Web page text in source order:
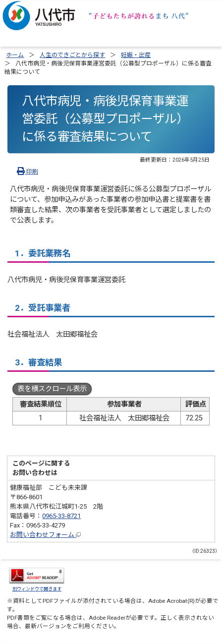
ホーム 人生のできごとから探す
妊娠・出産
八代市病児・病後児保育事業運営委託（公募型プロポーザル）に係る審査
結果について
八代市病児・病後児保育事業運
営委託（公募型プロポーザル）
に係る審査結果について
最終更新日： 2026年5月25日
印刷
八代市病児・病後児保育事業運営委託に係る公募型プロポーザル
について、参加申込みがあった事業者の参加申込書と提案書を書
類審査した結果、次の事業者を受託事業者として選定しましたの
で公表します。
1．委託業務名
八代市病児・病後児保育事業運営委託
2．受託事業者
社会福祉法人 太田郷福祉会
3．審査結果
表を横スクロール表示
審査結果順位
参加事業者
評価点
1
社会福祉法人 太田郷福祉会 72.25
このページに関する
お問い合わせは
健康福祉部 こども未来課
〒866-8601
熊本県八代市松江城町1-25 2階
電話番号：0965-33-8721
Fax：0965-33-4279
お問い合わせフォーム
（ID:26323）
別ウィンドウで開きます
※資料としてPDFファイルが添付されている場合は、Adobe Acrobat(R)が必要で
す。
PDF書類をご覧になる場合は、Adobe Readerが必要です。正しく表示されない
場合、最新バージョンをご利用ください。